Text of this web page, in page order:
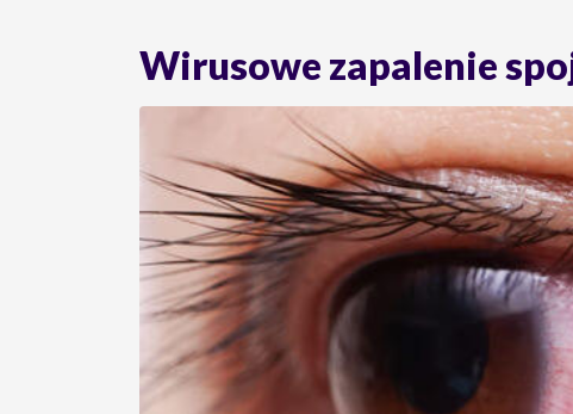
Wirusowe zapalenie